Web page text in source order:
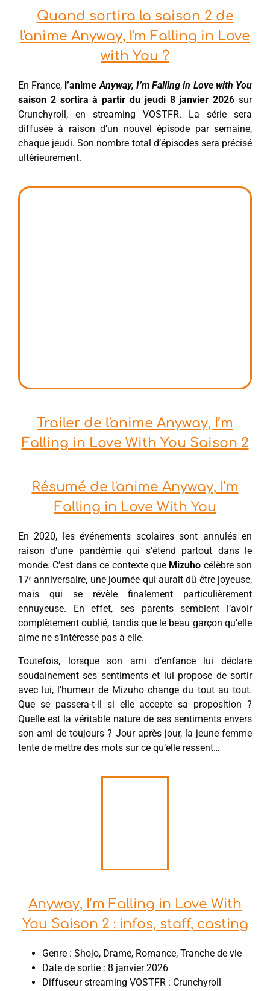
Quand sortira la saison 2 de
l'anime Anyway, I'm Falling in Love
with You ?
En France, l’animeAnyway, I’m Falling in Love with You
saison 2 sortira à partir du jeudi 8 janvier 2026 sur
Crunchyroll, en streaming VOSTFR. La série sera
diffusée à raison d’un nouvel épisode par semaine,
chaque jeudi. Son nombre total d’épisodes sera précisé
ultérieurement.
Trailer de l'anime Anyway, I’m
Falling in Love With You Saison 2
Résumé de l'anime Anyway, I’m
Falling in Love With You
En 2020, les événements scolaires sont annulés en
raison d’une pandémie qui s’étend partout dans le
monde. C’est dans ce contexte que Mizuho célèbre son
17ᵉ anniversaire, une journée qui aurait dû être joyeuse,
mais qui se révèle finalement particulièrement
ennuyeuse. En effet, ses parents semblent l’avoir
complètement oublié, tandis que le beau garçon qu’elle
aime ne s’intéresse pas à elle.
Toutefois, lorsque son ami d’enfance lui déclare
soudainement ses sentiments et lui propose de sortir
avec lui, l’humeur de Mizuho change du tout au tout.
Que se passera-t-il si elle accepte sa proposition ?
Quelle est la véritable nature de ses sentiments envers
son ami de toujours ? Jour après jour, la jeune femme
tente de mettre des mots sur ce qu’elle ressent…
Anyway, I’m Falling in Love With
You Saison 2 : infos, staff, casting
Genre : Shojo, Drame, Romance, Tranche de vie
Date de sortie : 8 janvier 2026
Diffuseur streaming VOSTFR : Crunchyroll